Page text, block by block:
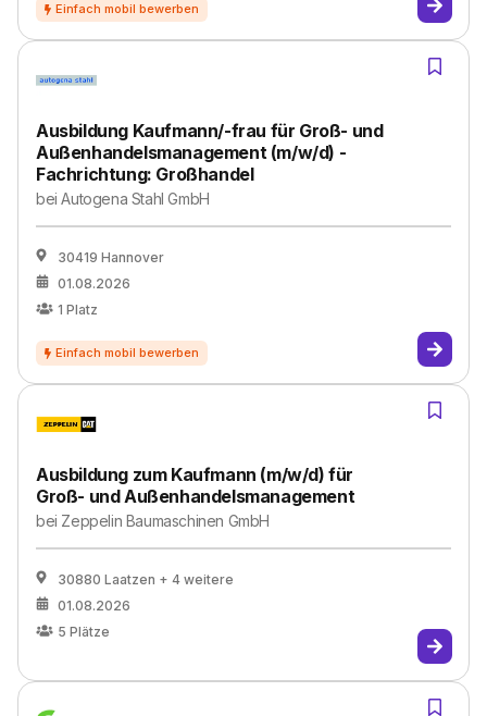
Ausbildung Kaufmann/-frau für Groß- und
Außenhandelsmanagement (m/w/d) -
Fachrichtung: Großhandel
beiAutogena Stahl GmbH
30419 Hannover
01.08.2026
1 Platz
Ausbildung zum Kaufmann (m/w/d) für
Groß- und Außenhandelsmanagement
bei Zeppelin Baumaschinen GmbH
30880 Laatzen + 4 weitere
01.08.2026
5 Plätze